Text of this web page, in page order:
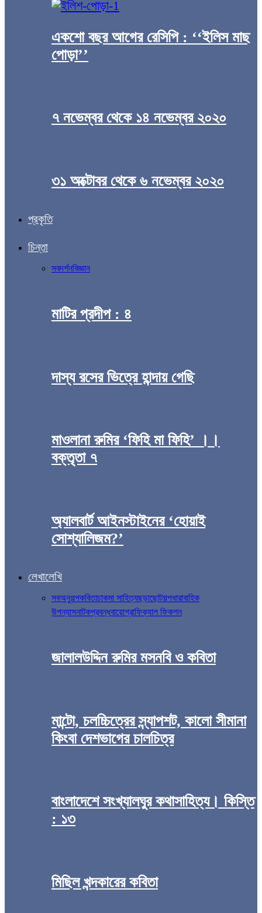
একশো বছর আগের রেসিপি : ‘‘ইলিস মাছ
পোড়া’’
৭ নভেম্বর থেকে ১৪ নভেম্বর ২০২০
৩১ অক্টোবর থেকে ৬ নভেম্বর ২০২০
প্রকৃতি
চিন্তা
সবদর্শনবিজ্ঞান
মাটির প্রদীপ : ৪
দাস্য রসের ভিত্রে হান্দায় গেছি
মাওলানা রুমির ‘ফিহি মা ফিহি’ ।।
বক্তৃতা ৭
অ্যালবার্ট আইনস্টাইনের ‘হোয়াই
সোশ্যালিজম?’
লেখালেখি
সবঅনুগল্পকবিতাচাকমা সাহিত্যছড়াছোটগল্পধারাবাহিক
উপন্যাসনাটকপ্রবন্ধবায়োগ্রাফিক্যাল ফিকশন
জালালউদ্দিন রুমির মসনবি ও কবিতা
মান্টো, চলচ্চিত্রের স্ন্যাপশট, কালো সীমানা
কিংবা দেশভাগের চালচিত্র
বাংলাদেশে সংখ্যালঘুর কথাসাহিত্য। কিস্তি
: ১৩
মিছিল খন্দকারের কবিতা